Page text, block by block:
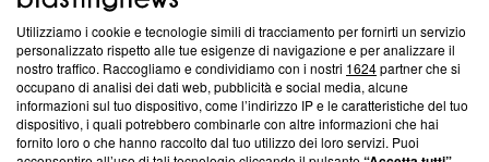
Questa sezione offre informazioni trasparenti su Blasting
News, sui nostri processi editoriali e su come ci impegniamo a
creare news di qualità. Inoltre, afferma la nostra aderenza a
‘Trust Project - News with Integrity’Blasting News non è
ancora membro del programma, ma ha richiesto di farne
Utilizziamo i cookie e tecnologie simili di tracciamento per fornirti un servizio
personalizzato rispetto alle tue esigenze di navigazione e per analizzare il
nostro traffico. Raccogliamo e condividiamo con i nostri 1624partner che si
occupano di analisi dei dati web, pubblicità e social media, alcune
informazioni sul tuo dispositivo, come l’indirizzo IP e le caratteristiche del tuo
dispositivo, i quali potrebbero combinarle con altre informazioni che hai
fornito loro o che hanno raccolto dal tuo utilizzo dei loro servizi. Puoi